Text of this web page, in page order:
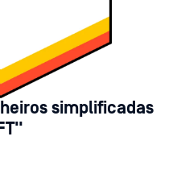
simplificadas